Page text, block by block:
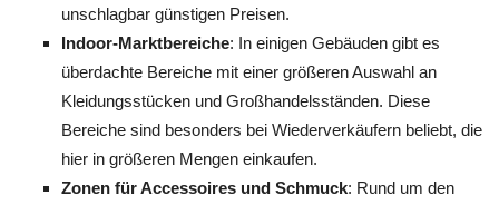
unschlagbar günstigen Preisen.
Indoor-Marktbereiche: In einigen Gebäuden gibt es
überdachte Bereiche mit einer größeren Auswahl an
Kleidungsstücken und Großhandelsständen. Diese
Bereiche sind besonders bei Wiederverkäufern beliebt, die
hier in größeren Mengen einkaufen.
Zonen für Accessoires und Schmuck: Rund um den